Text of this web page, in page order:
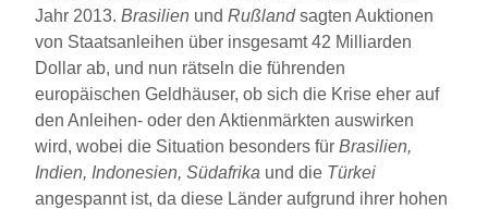
Jahr 2013.Brasilien undRußlandsagten Auktionen
von Staatsanleihen über insgesamt 42 Milliarden
Dollar ab, und nun rätseln die führenden
europäischen Geldhäuser, ob sich die Krise eher auf
den Anleihen- oder den Aktienmärkten auswirken
wird, wobei die Situation besonders fürBrasilien,
Indien, Indonesien, Südafrika und die Türkei
angespannt ist, da diese Länder aufgrund ihrer hohen